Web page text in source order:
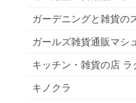
ガーデニングと雑貨の
ガールズ雑貨通販マシ
キッチン・雑貨の店 ラ
キノクラ